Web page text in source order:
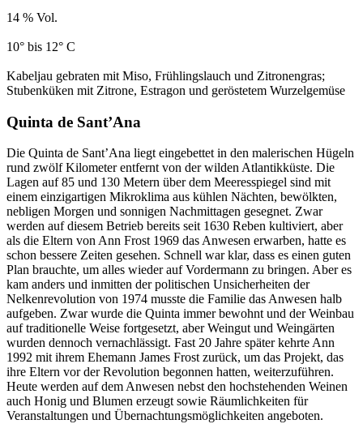
14 % Vol.
10° bis 12° C
Kabeljau gebraten mit Miso, Frühlingslauch und Zitronengras;
Stubenküken mit Zitrone, Estragon und geröstetem Wurzelgemüse
Quinta de Sant’Ana
Die Quinta de Sant’Ana liegt eingebettet in den malerischen Hügeln
rund zwölf Kilometer entfernt von der wilden Atlantikküste. Die
Lagen auf 85 und 130 Metern über dem Meeresspiegel sind mit
einem einzigartigen Mikroklima aus kühlen Nächten, bewölkten,
nebligen Morgen und sonnigen Nachmittagen gesegnet. Zwar
werden auf diesem Betrieb bereits seit 1630 Reben kultiviert, aber
als die Eltern von Ann Frost 1969 das Anwesen erwarben, hatte es
schon bessere Zeiten gesehen. Schnell war klar, dass es einen guten
Plan brauchte, um alles wieder auf Vordermann zu bringen. Aber es
kam anders und inmitten der politischen Unsicherheiten der
Nelkenrevolution von 1974 musste die Familie das Anwesen halb
aufgeben. Zwar wurde die Quinta immer bewohnt und der Weinbau
auf traditionelle Weise fortgesetzt, aber Weingut und Weingärten
wurden dennoch vernachlässigt. Fast 20 Jahre später kehrte Ann
1992 mit ihrem Ehemann James Frost zurück, um das Projekt, das
ihre Eltern vor der Revolution begonnen hatten, weiterzuführen.
Heute werden auf dem Anwesen nebst den hochstehenden Weinen
auch Honig und Blumen erzeugt sowie Räumlichkeiten für
Veranstaltungen und Übernachtungsmöglichkeiten angeboten.